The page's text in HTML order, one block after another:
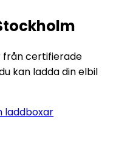
från certifierade
kan ladda din elbil
laddboxar